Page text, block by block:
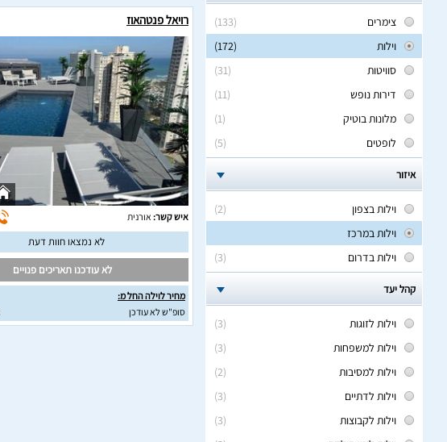
(133)
צימרים
(172)
וילות
(31)
סוויטות
(11)
דירות נופש
(1)
מלונות בוטיק
(5)
לופטים
איזור
(2)
וילות בצפון
וילות במרכז
(3)
וילות בדרום
קהל יעד
(3)
וילות לזוגות
(3)
וילות למשפחות
(2)
וילות למסיבות
(3)
וילות לדתיים
(3)
וילות לקבוצות
רויאל פנטהאוז
איש קשר: אורנית
לא נמצאו חוות דעת
לא עודכנו תאריכים פנויים
מחיר לוילה החל מ:
סופ"ש לא עודכן